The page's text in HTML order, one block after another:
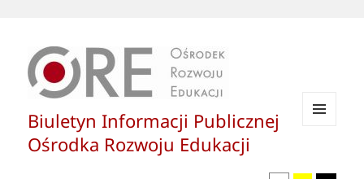
Biuletyn Informacji Publicznej
Ośrodka Rozwoju Edukacji